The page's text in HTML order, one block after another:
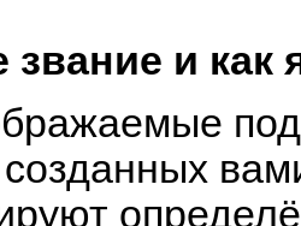
звание и как
созданных